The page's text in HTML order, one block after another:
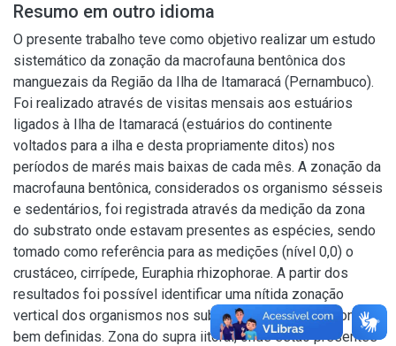
Resumo em outro idioma
O presente trabalho teve como objetivo realizar um estudo
sistemático da zonação da macrofauna bentônica dos
manguezais da Região da Ilha de Itamaracá (Pernambuco).
Foi realizado através de visitas mensais aos estuários
ligados à Ilha de Itamaracá (estuários do continente
voltados para a ilha e desta propriamente ditos) nos
períodos de marés mais baixas de cada mês. A zonação da
macrofauna bentônica, considerados os organismo sésseis
e sedentários, foi registrada através da medição da zona
do substrato onde estavam presentes as espécies, sendo
tomado como referência para as medições (nível 0,0) o
crustáceo, cirrípede, Euraphia rhizophorae. A partir dos
resultados foi possível identificar uma nítida zonação
vertical dos organismos nos substratos, em quatro zonas
bem definidas. Zona do supra iitoral, onde estão presentes